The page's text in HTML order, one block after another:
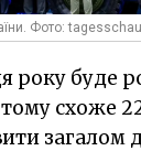
Фото:
року буде
схоже
загалом